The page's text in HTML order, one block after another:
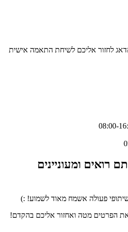
לחזור אליכם לשיחת התאמה אישית
ומעוניינים
פעולה אשמח מאוד לשמוע! :)
הפרטים מטה ואחזור אליכם בהקדם!